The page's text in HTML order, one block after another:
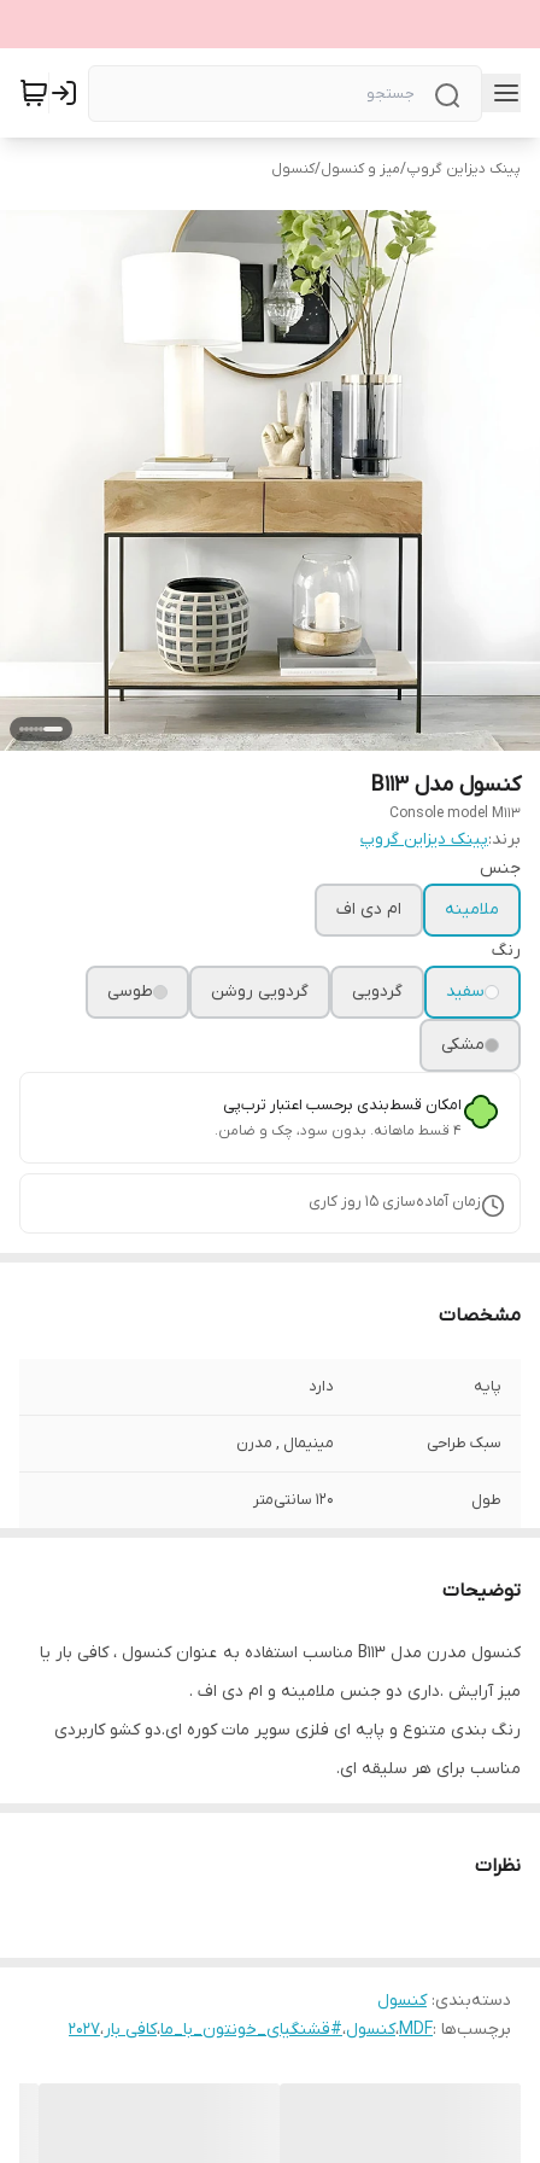
پینک دیزاین گروپ/میز و کنسول/کنسول
کنسول مدل B113
Console model M113
برند:پینک دیزاین گروپ
جنس
ملامینه
ام دی اف
رنگ
سفید
گردویی گردویی روشن طوسی
مشکی
امکان قسط‌بندی برحسب اعتبار ترب‌پی
۴ قسط ماهانه. بدون سود، چک و ضامن.
زمان آماده‌سازی 15 روز کاری
مشخصات
پایه دارد
سبک طراحی مینیمال , مدرن
طول 120 سانتی‌متر
ابعاد بسته‌بندی 100×35×120 سانتی‌متر
وزن بسته‌بندی
توضیحات
کنسول مدرن مدل B113 مناسب استفاده به عنوان کنسول ، کافی بار یا
میز آرایش .داری دو جنس ملامینه و ام دی اف .
رنگ بندی متنوع و پایه ای فلزی سوپر مات کوره ای.دو کشو کاربردی
مناسب برای هر سلیقه ای.
#قشنگیای_خونتون_با_ما
نظرات
دسته‌بندی:کنسول
برچسب‌ها :MDF،کنسول،#قشنگیای_خونتون_با_ما،کافی بار،2027